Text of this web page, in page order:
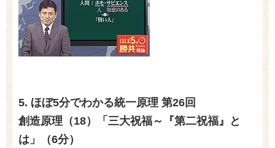
5. ほぼ5分でわかる統一原理 第26回
創造原理（18）「三大祝福～『第二祝福』と
は」（6分）